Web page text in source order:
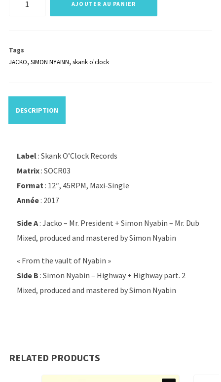
SIMON
AJOUTER AU PANIER
Tags
JACKO,SIMON NYABIN,skank o'clock
DESCRIPTION
Label: Skank O’Clock Records
Matrix: SOCR03
Format: 12″, 45RPM, Maxi-Single
Année: 2017
Side A: Jacko – Mr. President + Simon Nyabin – Mr. Dub
Mixed, produced and mastered by Simon Nyabin
« From the vault of Nyabin »
Side B : Simon Nyabin – Highway + Highway part. 2
Mixed, produced and mastered by Simon Nyabin
RELATED PRODUCTS